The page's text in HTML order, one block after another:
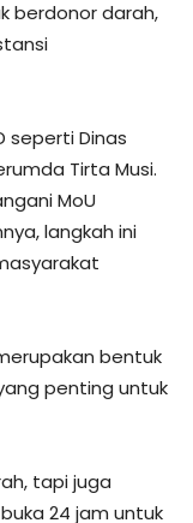
berdonor darah,
seperti Dinas
Tirta Musi.
MoU
langkah ini
bentuk
penting untuk
tapi juga
24 jam untuk